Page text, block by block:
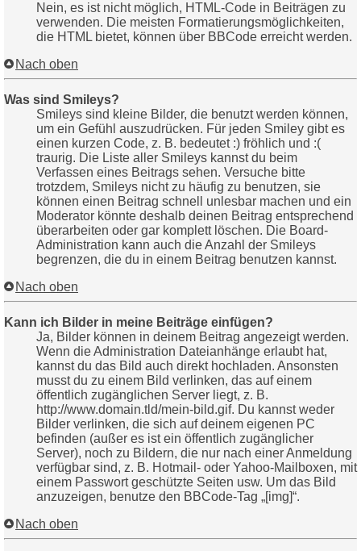
Nein, es ist nicht möglich, HTML-Code in Beiträgen zu
verwenden. Die meisten Formatierungsmöglichkeiten,
die HTML bietet, können über BBCode erreicht werden.
Nach oben
Was sind Smileys?
Smileys sind kleine Bilder, die benutzt werden können,
um ein Gefühl auszudrücken. Für jeden Smiley gibt es
einen kurzen Code, z. B. bedeutet :) fröhlich und :(
traurig. Die Liste aller Smileys kannst du beim
Verfassen eines Beitrags sehen. Versuche bitte
trotzdem, Smileys nicht zu häufig zu benutzen, sie
können einen Beitrag schnell unlesbar machen und ein
Moderator könnte deshalb deinen Beitrag entsprechend
überarbeiten oder gar komplett löschen. Die Board-
Administration kann auch die Anzahl der Smileys
begrenzen, die du in einem Beitrag benutzen kannst.
Nach oben
Kann ich Bilder in meine Beiträge einfügen?
Ja, Bilder können in deinem Beitrag angezeigt werden.
Wenn die Administration Dateianhänge erlaubt hat,
kannst du das Bild auch direkt hochladen. Ansonsten
musst du zu einem Bild verlinken, das auf einem
öffentlich zugänglichen Server liegt, z. B.
http://www.domain.tld/mein-bild.gif. Du kannst weder
Bilder verlinken, die sich auf deinem eigenen PC
befinden (außer es ist ein öffentlich zugänglicher
Server), noch zu Bildern, die nur nach einer Anmeldung
verfügbar sind, z. B. Hotmail- oder Yahoo-Mailboxen, mit
einem Passwort geschützte Seiten usw. Um das Bild
anzuzeigen, benutze den BBCode-Tag „[img]“.
Nach oben